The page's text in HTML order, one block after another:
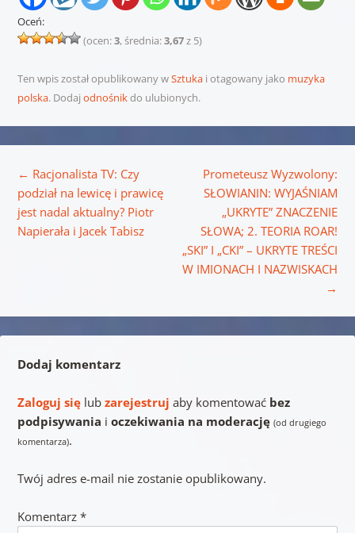
Oceń:
(ocen:3, średnia:3,67z 5)
Ten wpis został opublikowany wSztukai otagowany jako muzyka
polska. Dodaj odnośnikdo ulubionych.
← Racjonalista TV: Czy
podział na lewicę i prawicę
jest nadal aktualny? Piotr
Napierała i Jacek Tabisz
Prometeusz Wyzwolony:
SŁOWIANIN: WYJAŚNIAM
„UKRYTE” ZNACZENIE
SŁOWA; 2. TEORIA ROAR!
„SKI” I „CKI” – UKRYTE TREŚCI
W IMIONACH I NAZWISKACH
→
Dodaj komentarz
Zaloguj sięlub zarejestruj aby komentować bez
podpisywania i oczekiwania na moderację (od drugiego
komentarza).
Twój adres e-mail nie zostanie opublikowany.
Komentarz *